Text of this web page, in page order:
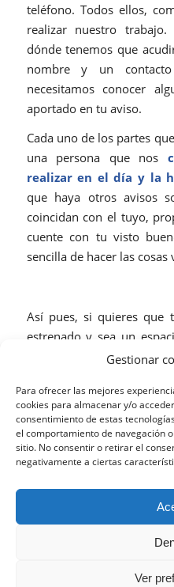
Gestionar
Para ofrecer las mejores
cookies para almacenar y/o
consentimiento de estas
el comportamiento de navegación
sitio. No consentir o retirar el
negativamente a ciertas
Ver
teléfono. Todos ellos,
realizar nuestro
dónde tenemos que
nombre y un
necesitamos conocer
aportado en tu aviso.
Cada uno de los partes
una persona que nos
realizar en el día y la
que haya otros avisos
coincidan con el tuyo,
cuente con tu visto
sencilla de hacer las
Así pues, si quieres que
estrenado y sea un
ponte en contacto con
numerosas ventajas.
personalización del
manitas de los arreglos
su navegación y ofrecerle
Continuar navegando
política de cookies, pinche el